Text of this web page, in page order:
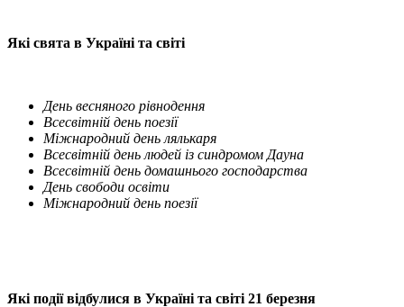
Які свята в Україні та світі
День весняного рівнодення
Всесвітній день поезії
Міжнародний день лялькаря
Всесвітній день людей із синдромом Дауна
Всесвітній день домашнього господарства
День свободи освіти
Міжнародний день поезії
Які події відбулися в Україні та світі 21 березня